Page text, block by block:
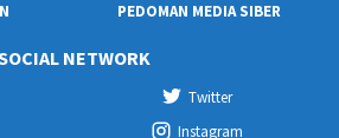
PEDOMAN MEDIA SIBER
NETWORK
Twitter
Instagram